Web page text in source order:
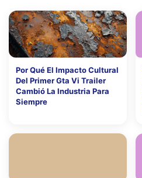
Por Qué El Impacto Cultural
Del Primer Gta Vi Trailer
Cambió La Industria Para
Siempre